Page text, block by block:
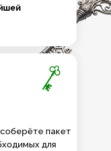
соберёте пакет
для